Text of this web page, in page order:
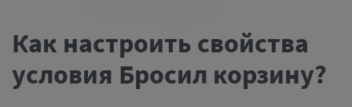
Как настроить свойства
условия Бросил корзину?